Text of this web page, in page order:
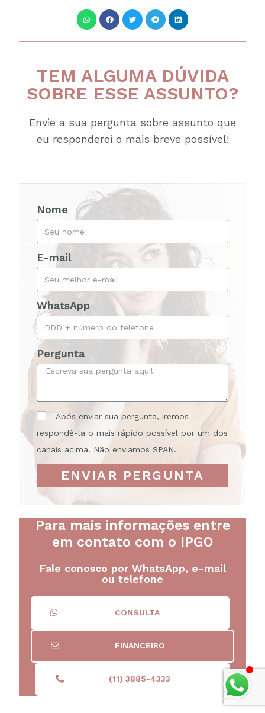
TEM ALGUMA DÚVIDA
SOBRE ESSE ASSUNTO?
Envie a sua pergunta sobre assunto que
eu responderei o mais breve possível!
Nome
E-mail
WhatsApp
Pergunta
Após enviar sua pergunta, iremos
respondê-la o mais rápido possível por um dos
canais acima. Não enviamos SPAN.
ENVIAR PERGUNTA
Para mais informações entre
em contato com o IPGO
Fale conosco por WhatsApp, e-mail
ou telefone
CONSULTA
FINANCEIRO
(11) 3885-4333